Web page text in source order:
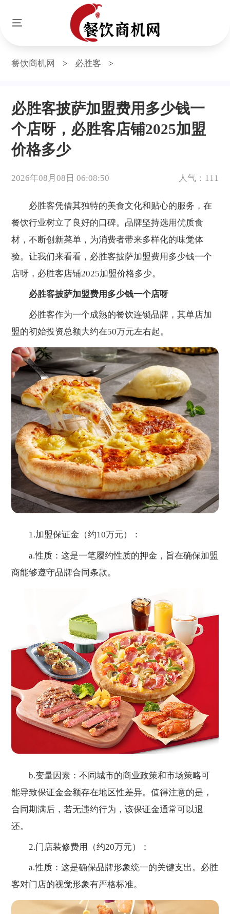
餐饮商机网 > 必胜客 >
必胜客披萨加盟费用多少钱一
个店呀，必胜客店铺2025加盟
价格多少
2026年08月08日 06:08:50 人气：111
必胜客凭借其独特的美食文化和贴心的服务，在
餐饮行业树立了良好的口碑。品牌坚持选用优质食
材，不断创新菜单，为消费者带来多样化的味觉体
验。让我们来看看，必胜客披萨加盟费用多少钱一个
店呀，必胜客店铺2025加盟价格多少。
必胜客披萨加盟费用多少钱一个店呀
必胜客作为一个成熟的餐饮连锁品牌，其单店加
盟的初始投资总额大约在50万元左右起。
1.加盟保证金（约10万元）：
a.性质：这是一笔履约性质的押金，旨在确保加盟
商能够遵守品牌合同条款。
b.变量因素：不同城市的商业政策和市场策略可
能导致保证金金额存在地区性差异。值得注意的是，
合同期满后，若无违约行为，该保证金通常可以退
还。
2.门店装修费用（约20万元）：
a.性质：这是确保品牌形象统一的关键支出。必胜
客对门店的视觉形象有严格标准。